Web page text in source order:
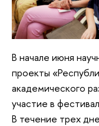
В начале июня
проекты
академического
участие в
В течение трех